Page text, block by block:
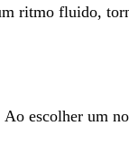
ritmo fluido,
escolher um